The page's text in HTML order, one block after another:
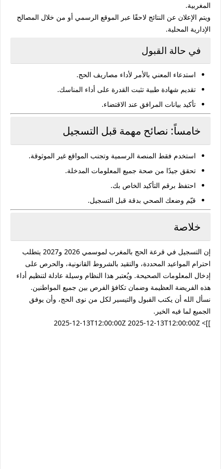
المغربية.
ويتم الإعلان عن النتائج لاحقًا عبر الموقع الرسمي أو من خلال المصالح
الإدارية المحلية.
في حالة القبول
استدعاء المعني بالأمر لأداء مصاريف الحج.
تقديم شهادة طبية تثبت القدرة على أداء المناسك.
تأكيد بيانات المرافق عند الاقتضاء.
خامساً: نصائح مهمة قبل التسجيل
استخدم فقط المنصة الرسمية وتجنب المواقع غير الموثوقة.
تحقق جيدًا من صحة جميع المعلومات المدخلة.
احتفظ برقم التأكيد الخاص بك.
قيّم وضعك الصحي بدقة قبل التسجيل.
خلاصة
إن التسجيل في قرعة الحج بالمغرب لموسمي 2026 و2027 يتطلب
احترام المواعيد المحددة، والتقيد بالشروط القانونية، والحرص على
إدخال المعلومات الصحيحة. ويُعتبر هذا النظام وسيلة عادلة لتنظيم أداء
هذه الفريضة العظيمة وضمان تكافؤ الفرص بين جميع المواطنين.
نسأل الله أن يكتب القبول والتيسير لكل من نوى الحج، وأن يوفق
الجميع لما فيه الخير.
]]>
2025-12-13T12:00:00Z 2025-12-13T12:00:00Z